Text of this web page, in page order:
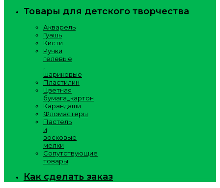
Товары для детского творчества
Акварель
Гуашь
Кисти
Ручки
гелевые
шариковые
Пластилин
Цветная
бумага_картон
Карандаши
Фломастеры
Пастель
и
восковые
мелки
Сопутствующие
товары
Как сделать заказ